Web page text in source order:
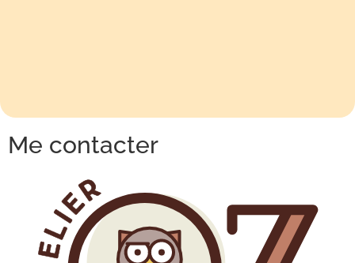
Me contacter